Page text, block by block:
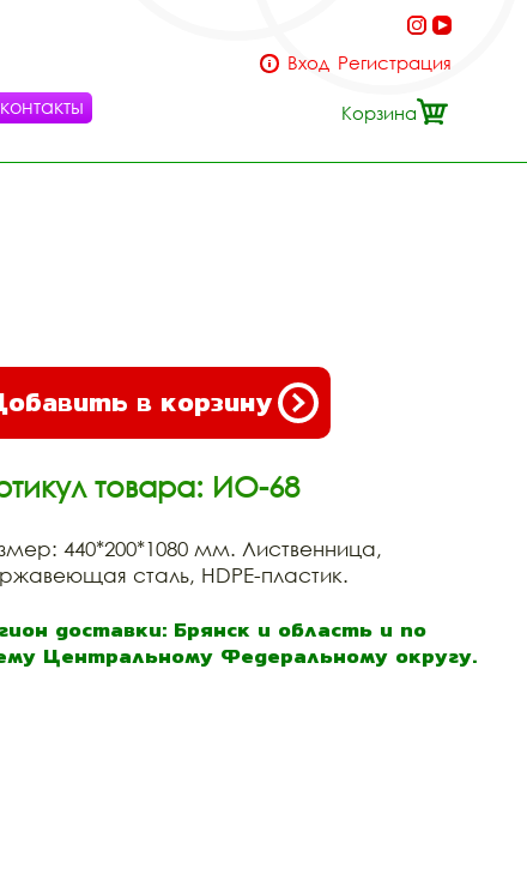
контакты
Вход Регистрация
Корзина
в корзину
товара: ИО-68
440*200*1080 мм. Лиственница,
сталь, HDPE-пластик.
доставки: Брянск и область и по
Центральному Федеральному округу.